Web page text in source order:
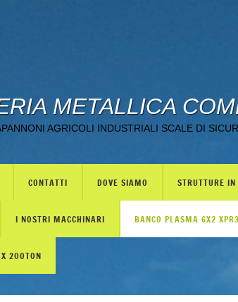
METALLICA
AGRICOLI INDUSTRIALI SCALE DI
CONTATTI DOVE SIAMO STRUTTURE IN
I NOSTRI MACCHINARI BANCO PLASMA 6X2
200TON